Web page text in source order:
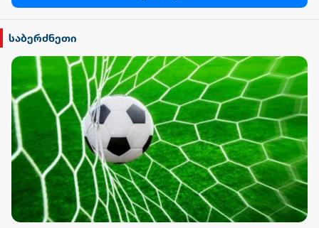
სილქ უნივერსალი
TV პირველი
ფორმულა
რიონი
საბერძნეთი